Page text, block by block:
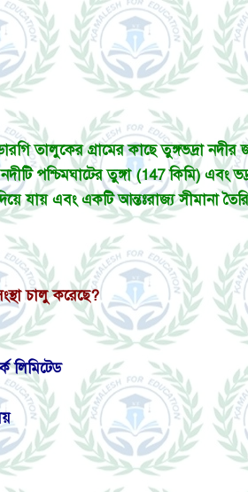
তালুকের গ্রামের কাছে তুঙ্গভদ্রা
পশ্চিমঘাটের তুঙ্গা (147 কিমি)
যায় এবং একটি আন্তঃরাজ্য সীমানা
চালু করেছে?
লিমিটেড